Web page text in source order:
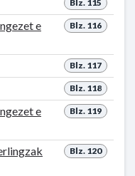
Blz. 115
Blz. 116
e
Blz. 117
Blz. 118
Blz. 119
e
Blz. 120